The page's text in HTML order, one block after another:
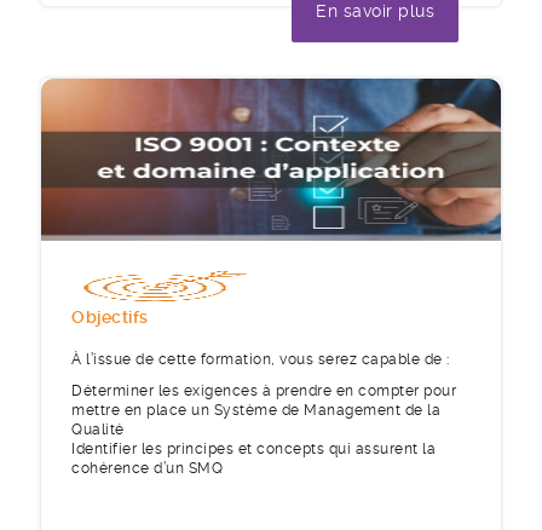
En savoir plus
Objectifs
À l’issue de cette formation, vous serez capable de :
Déterminer les exigences à prendre en compter pour
mettre en place un Système de Management de la
Qualité
Identifier les principes et concepts qui assurent la
cohérence d’un SMQ